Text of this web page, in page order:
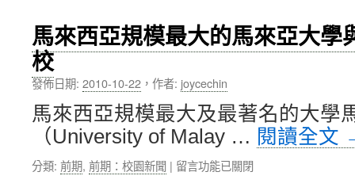
及
學
交
合
作
協
定〉
中
與
山
東
博
職
業
學
締
馬來西亞規模最大的馬來亞大學
校
發佈日期: 2010-10-22 ， 作者: joycechin
馬來西亞規模最大及最著名的大學
（University of Malay … 閱讀全文
分類: 前期, 前期：校園新聞 | 在
留言功能已關閉